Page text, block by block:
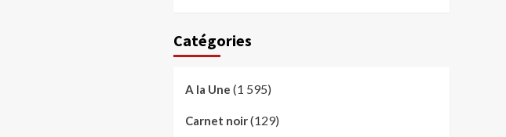
Catégories
A la Une (1 595)
Carnet noir(129)